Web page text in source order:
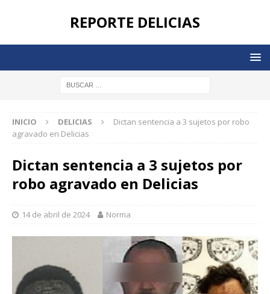
REPORTE DELICIAS
INICIO DELICIAS
Dictan sentencia a 3 sujetos por robo
agravado en Delicias
Dictan sentencia a 3 sujetos por
robo agravado en Delicias
14 de abril de 2024 Norma